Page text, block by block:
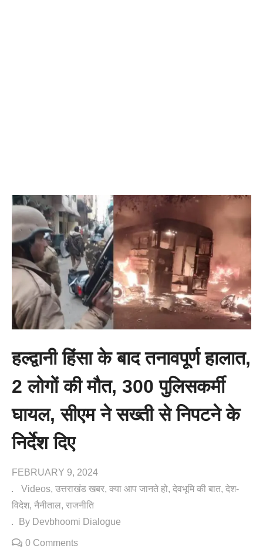
हल्द्वानी हिंसा के बाद तनावपूर्ण हालात,
2 लोगों की मौत, 300 पुलिसकर्मी
घायल, सीएम ने सख्ती से निपटने के
निर्देश दिए
FEBRUARY 9, 2024
Videos उत्तराखंड खबर क्या आप जानते हो देवभूमि की बात देश-
विदेश नैनीताल राजनीति
By Devbhoomi Dialogue
0 Comments